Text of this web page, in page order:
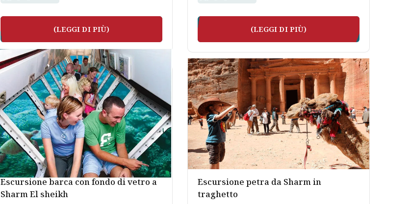
(LEGGI DI PIÙ) (LEGGI DI PIÙ)
Escursione barca con fondo di vetro a
Sharm El sheikh
Escursione petra da Sharm in
traghetto